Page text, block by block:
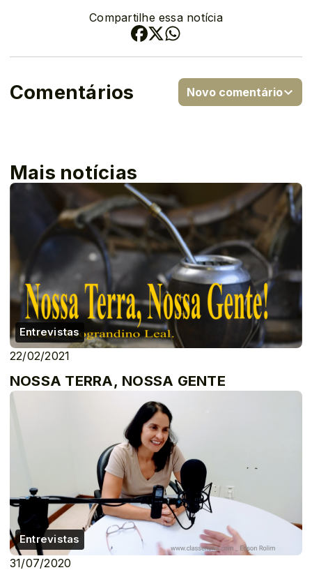
Compartilhe essa notícia
Comentários Novo comentário
Mais notícias
Entrevistas
22/02/2021
NOSSA TERRA, NOSSA GENTE
Entrevistas
31/07/2020